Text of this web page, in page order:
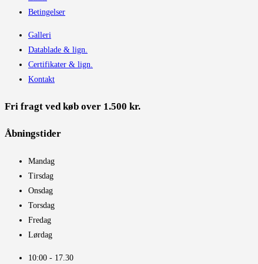
Betingelser
Galleri
Datablade & lign.
Certifikater & lign.
Kontakt
Fri fragt ved køb over 1.500 kr.
Åbningstider​
Mandag
Tirsdag
Onsdag
Torsdag
Fredag
Lørdag
10:00 - 17.30​